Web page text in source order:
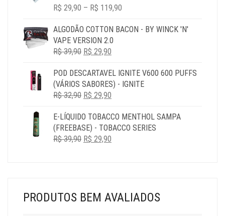
R$ 29,90 – R$ 119,90
R$ 29,90
ALGODÃO COTTON BACON - BY WINCK 'N'
VAPE VERSION 2.0
R$39,90 O
ORIGINAL
ERA:
R$ 39,90.
R$ 29,90
ATUAL
É:
POD DESCARTAVEL IGNITE V600 600 PUFFS
(VÁRIOS SABORES) - IGNITE
R$32,90 O
ORIGINAL
ERA:
R$ 32,90.
R$ 29,90
ATUAL
É:
E-LÍQUIDO TOBACCO MENTHOL SAMPA
(FREEBASE) - TOBACCO SERIES
R$39,90 OR$ 29,90
PRODUTOS BEM AVALIADOS